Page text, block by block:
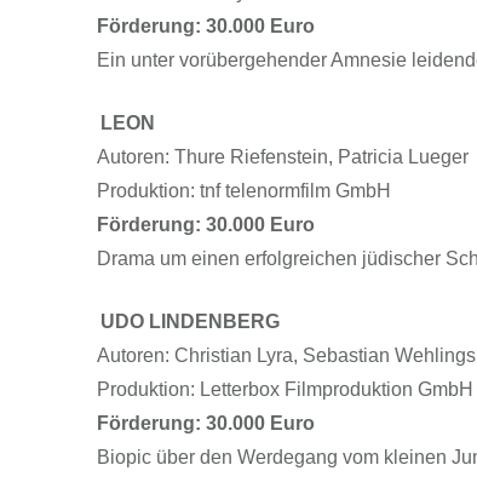
Förderung: 30.000 Euro
Ein unter vorübergehender Amnesie
LEON
Autoren: Thure Riefenstein, Patricia Lueger
Produktion: tnf telenormfilm GmbH
Förderung: 30.000 Euro
Drama um einen erfolgreichen jüdischer
UDO LINDENBERG
Autoren: Christian Lyra, Sebastian Wehlings
Produktion: Letterbox Filmproduktion GmbH
Förderung: 30.000 Euro
Biopic über den Werdegang vom kleinen